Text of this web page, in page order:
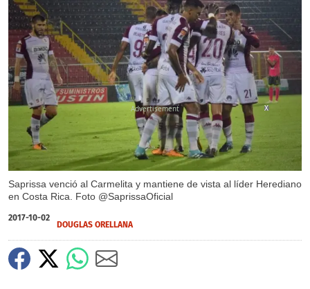
Saprissa venció al Carmelita y mantiene de vista al líder Herediano
en Costa Rica. Foto @SaprissaOficial
X
2017-10-02
DOUGLAS ORELLANA